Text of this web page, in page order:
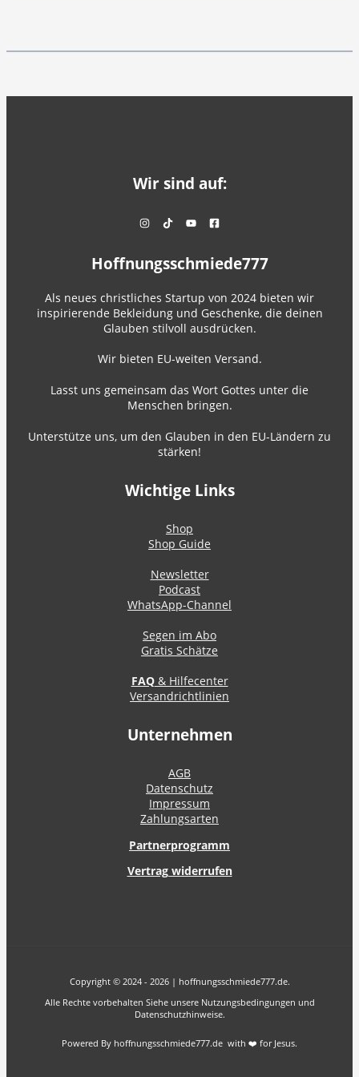
Wir sind auf:
Hoffnungsschmiede777
Als neues christliches Startup von 2024 bieten wir
inspirierende Bekleidung und Geschenke, die deinen
Glauben stilvoll ausdrücken.
Wir bieten EU-weiten Versand.
Lasst uns gemeinsam das Wort Gottes unter die
Menschen bringen.
Unterstütze uns, um den Glauben in den EU-Ländern zu
stärken!
Wichtige Links
Shop
Shop Guide
Newsletter
Podcast
WhatsApp-Channel
Segen im Abo
Gratis Schätze
FAQ& Hilfecenter
Versandrichtlinien
Unternehmen
AGB
Datenschutz
Impressum
Zahlungsarten
Partnerprogramm
Vertrag widerrufen
Copyright © 2024 - 2026 | hoffnungsschmiede777.de.
Alle Rechte vorbehalten Siehe unsere Nutzungsbedingungen und
Datenschutzhinweise.
Powered By hoffnungsschmiede777.de with ❤️ for Jesus.